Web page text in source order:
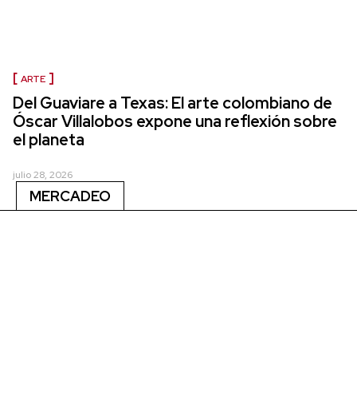
ARTE
Del Guaviare a Texas: El arte colombiano de
Óscar Villalobos expone una reflexión sobre
el planeta
julio 28, 2026
MERCADEO